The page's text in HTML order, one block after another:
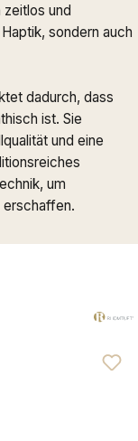
und
sondern auch
dadurch, dass
ist. Sie
und eine
um
erschaffen.
5 Sternen